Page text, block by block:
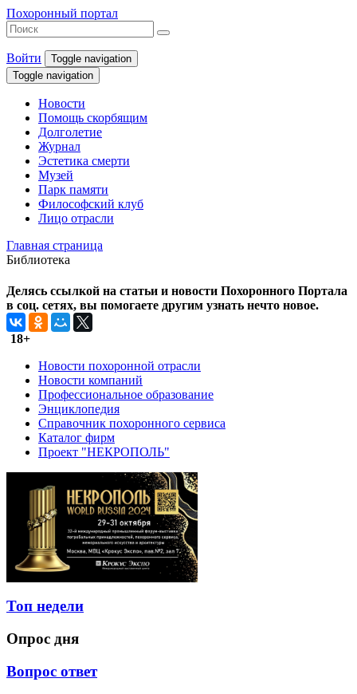
Похоронный портал
Войти
Toggle navigation
Toggle navigation
Новости
Помощь скорбящим
Долголетие
Журнал
Эстетика смерти
Музей
Парк памяти
Философский клуб
Лицо отрасли
Главная страница
Библиотека
Делясь ссылкой на статьи и новости Похоронного Портала
в соц. сетях, вы помогаете другим узнать нечто новое.
18+
Новости похоронной отрасли
Новости компаний
Профессиональное образование
Энциклопедия
Справочник похоронного сервиса
Каталог фирм
Проект "НЕКРОПОЛЬ"
Топ недели
Опрос дня
Вопрос ответ